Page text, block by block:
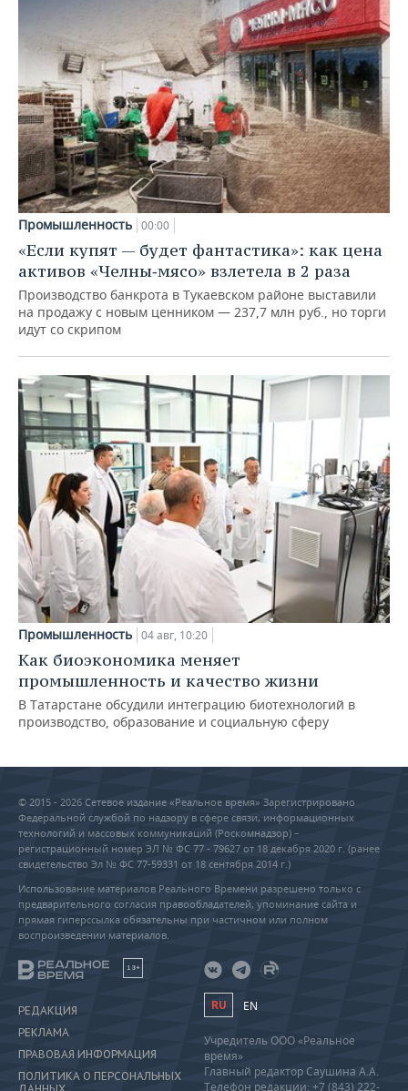
Промышленность 00:00
«Если купят — будет фантастика»: как цена
активов «Челны‑мясо» взлетела в 2 раза
Производство банкрота в Тукаевском районе выставили
на продажу с новым ценником — 237,7 млн руб., но торги
идут со скрипом
Промышленность 04 авг, 10:20
Как биоэкономика меняет
промышленность и качество жизни
В Татарстане обсудили интеграцию биотехнологий в
производство, образование и социальную сферу
© 2015 - 2026 Сетевое издание «Реальное время» Зарегистрировано
Федеральной службой по надзору в сфере связи, информационных
технологий и массовых коммуникаций (Роскомнадзор) –
регистрационный номер ЭЛ № ФС 77 - 79627 от 18 декабря 2020 г. (ранее
свидетельство Эл № ФС 77-59331 от 18 сентября 2014 г.)
Использование материалов Реального Времени разрешено только с
предварительного согласия правообладателей, упоминание сайта и
прямая гиперссылка обязательны при частичном или полном
воспроизведении материалов.
18+
РЕДАКЦИЯ
РЕКЛАМА
ПРАВОВАЯ ИНФОРМАЦИЯ
ПОЛИТИКА О ПЕРСОНАЛЬНЫХ
RU EN
Учредитель ООО «Реальное
время»
Главный редактор Саушина А.А.
Телефон редакции: +7 (843) 222-